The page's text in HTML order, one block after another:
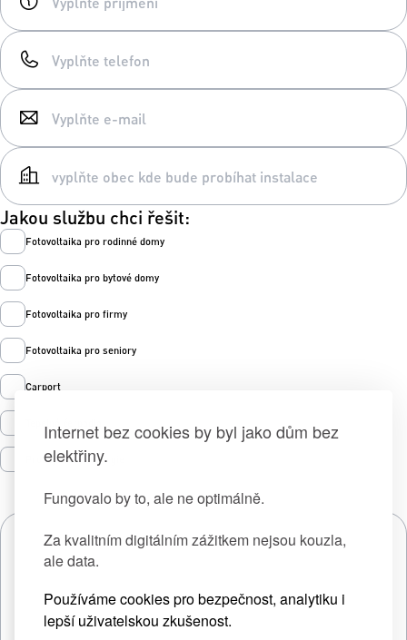
Internet bez cookies by byl jako dům bez
elektřiny.
Fungovalo by to, ale ne optimálně.
Za kvalitním digitálním zážitkem nejsou kouzla,
ale data.
Používáme cookies pro bezpečnost, analytiku i
lepší uživatelskou zkušenost.
Jakou službu chci řešit:
Fotovoltaika pro rodinné domy
Fotovoltaika pro bytové domy
Fotovoltaika pro firmy
Fotovoltaika pro seniory
Carport
Prodej zelené energie